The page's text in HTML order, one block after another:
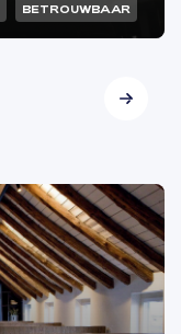
BETROUWBAAR